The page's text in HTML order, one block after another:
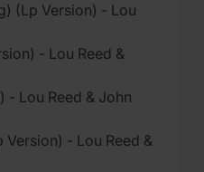
(Lp Version) - Lou
- Lou Reed &
- Lou Reed & John
Version) - Lou Reed &